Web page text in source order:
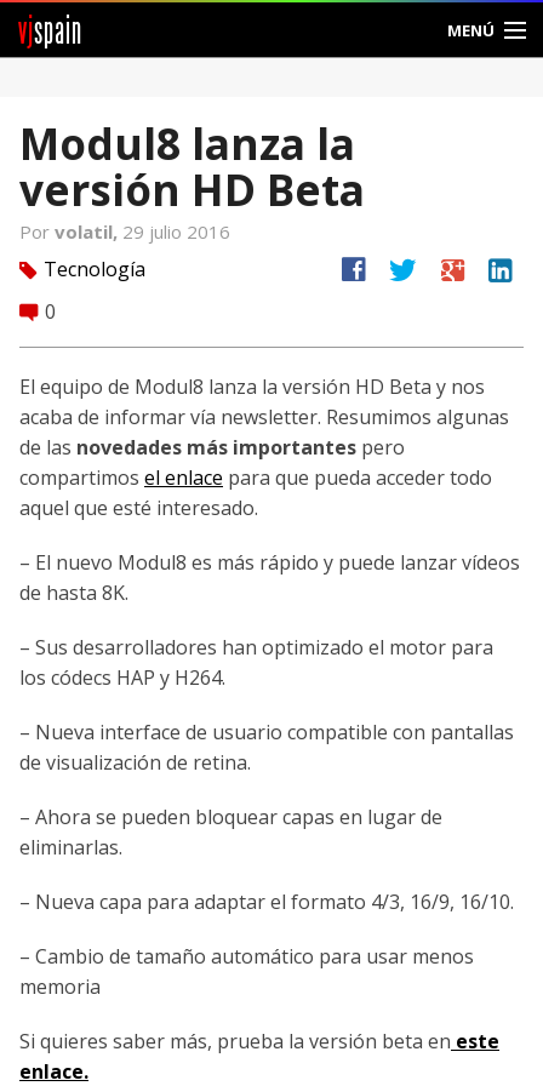
vjspain MENÚ
Foros
Noticias
Vjspain
Ayuda
Contacto
Entrar
Crear Cuenta
Modul8 lanza la
versión HD Beta
Por volatil, 29 julio 2016
tag Tecnología
comment 0
facebook twitter google linkedin
El equipo de Modul8 lanza la versión HD Beta y nos
acaba de informar vía newsletter. Resumimos algunas
de las novedades más importantes pero
compartimos el enlace para que pueda acceder todo
aquel que esté interesado.
– El nuevo Modul8 es más rápido y puede lanzar vídeos
de hasta 8K.
– Sus desarrolladores han optimizado el motor para
los códecs HAP y H264.
– Nueva interface de usuario compatible con pantallas
de visualización de retina.
– Ahora se pueden bloquear capas en lugar de
eliminarlas.
– Nueva capa para adaptar el formato 4/3, 16/9, 16/10.
– Cambio de tamaño automático para usar menos
memoria
Si quieres saber más, prueba la versión beta en este
enlace.